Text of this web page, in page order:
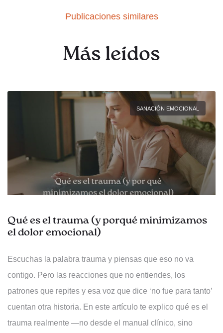
Publicaciones similares
Más leídos
SANACIÓN EMOCIONAL
Qué es el trauma (y porqué minimizamos
el dolor emocional)
Escuchas la palabra trauma y piensas que eso no va
contigo. Pero las reacciones que no entiendes, los
patrones que repites y esa voz que dice ‘no fue para tanto’
cuentan otra historia. En este artículo te explico qué es el
trauma realmente —no desde el manual clínico, sino